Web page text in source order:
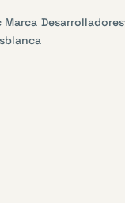
Marca
blanca
Desarrolladores